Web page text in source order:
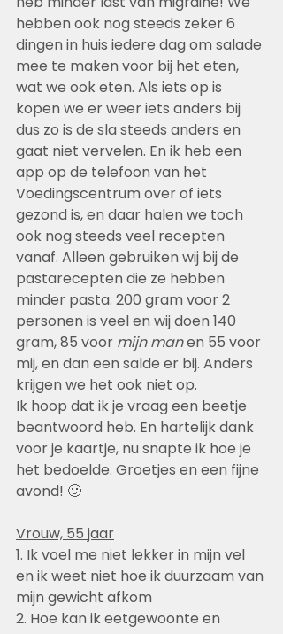
hebben ook nog steeds zeker 6
dingen in huis iedere dag om salade
mee te maken voor bij het eten,
wat we ook eten. Als iets op is
kopen we er weer iets anders bij
dus zo is de sla steeds anders en
gaat niet vervelen. En ik heb een
app op de telefoon van het
Voedingscentrum over of iets
gezond is, en daar halen we toch
ook nog steeds veel recepten
vanaf. Alleen gebruiken wij bij de
pastarecepten die ze hebben
minder pasta. 200 gram voor 2
personen is veel en wij doen 140
gram, 85 voor mijn man en 55 voor
mij, en dan een salde er bij. Anders
krijgen we het ook niet op.
Ik hoop dat ik je vraag een beetje
beantwoord heb. En hartelijk dank
voor je kaartje, nu snapte ik hoe je
het bedoelde. Groetjes en een fijne
avond! 🙂
Vrouw, 55 jaar
1. Ik voel me niet lekker in mijn vel
en ik weet niet hoe ik duurzaam van
mijn gewicht afkom
2. Hoe kan ik eetgewoonte en